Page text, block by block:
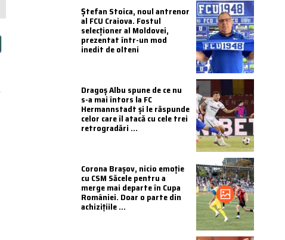
Ștefan Stoica, noul antrenor
al FCU Craiova. Fostul
selecționer al Moldovei,
prezentat într-un mod
inedit de olteni
Dragoș Albu spune de ce nu
s-a mai întors la FC
Hermannstadt și le răspunde
celor care îl atacă cu cele trei
retrogradări ...
Corona Brașov, nicio emoție
cu CSM Săcele pentru a
merge mai departe în Cupa
României. Doar o parte din
achizițiile ...